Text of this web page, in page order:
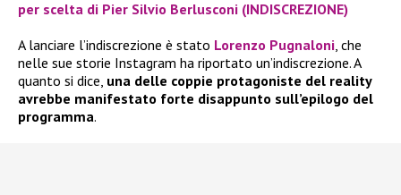
per scelta di Pier Silvio Berlusconi (INDISCREZIONE)
A lanciare l’indiscrezione è stato Lorenzo Pugnaloni, che
nelle sue storie Instagram ha riportato un’indiscrezione. A
quanto si dice, una delle coppie protagoniste del reality
avrebbe manifestato forte disappunto sull’epilogo del
programma.